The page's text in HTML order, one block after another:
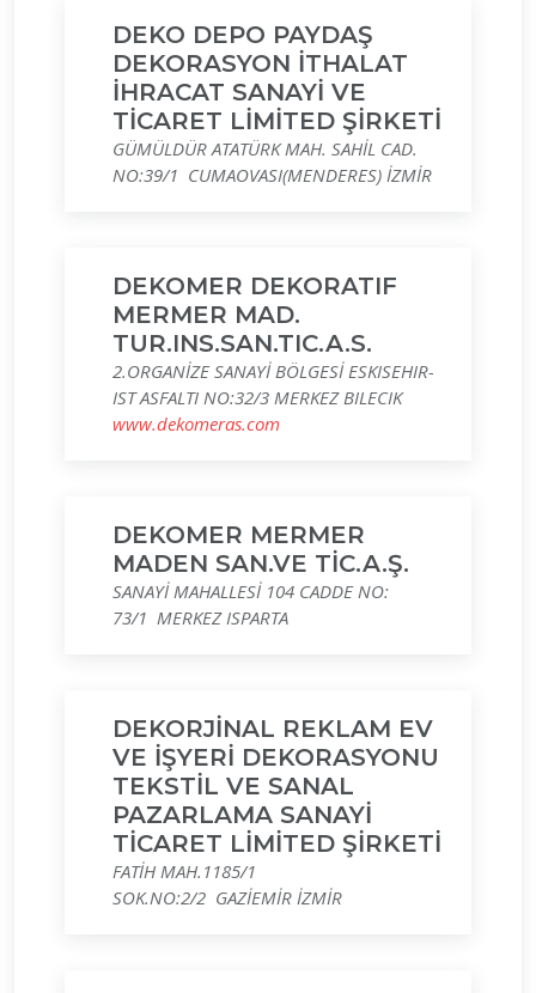
DEKO DEPO PAYDAŞ
DEKORASYON İTHALAT
İHRACAT SANAYİ VE
TİCARET LİMİTED ŞİRKETİ
GÜMÜLDÜR ATATÜRK MAH. SAHİL CAD.
NO:39/1 CUMAOVASI(MENDERES) İZMİR
DEKOMER DEKORATIF
MERMER MAD.
TUR.INS.SAN.TIC.A.S.
2.ORGANİZE SANAYİ BÖLGESİ ESKISEHIR-
IST ASFALTI NO:32/3 MERKEZ BILECIK
www.dekomeras.com
DEKOMER MERMER
MADEN SAN.VE TİC.A.Ş.
SANAYİ MAHALLESİ 104 CADDE NO:
73/1 MERKEZ ISPARTA
DEKORJİNAL REKLAM EV
VE İŞYERİ DEKORASYONU
TEKSTİL VE SANAL
PAZARLAMA SANAYİ
TİCARET LİMİTED ŞİRKETİ
FATİH MAH.1185/1
SOK.NO:2/2 GAZİEMİR İZMİR